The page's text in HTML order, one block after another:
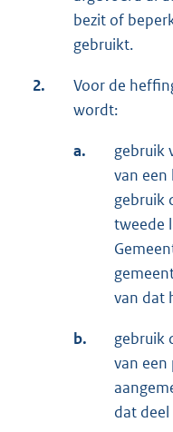
bezit of
gebruikt.
2.
Voor de
wordt:
a.
gebruik
van een
gebruik
tweede
van dat
b.
gebruik
van een
dat